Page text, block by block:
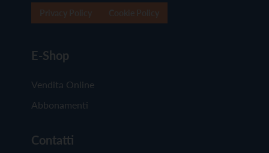
E-Shop
Vendita Online
Abbonamenti
Contatti